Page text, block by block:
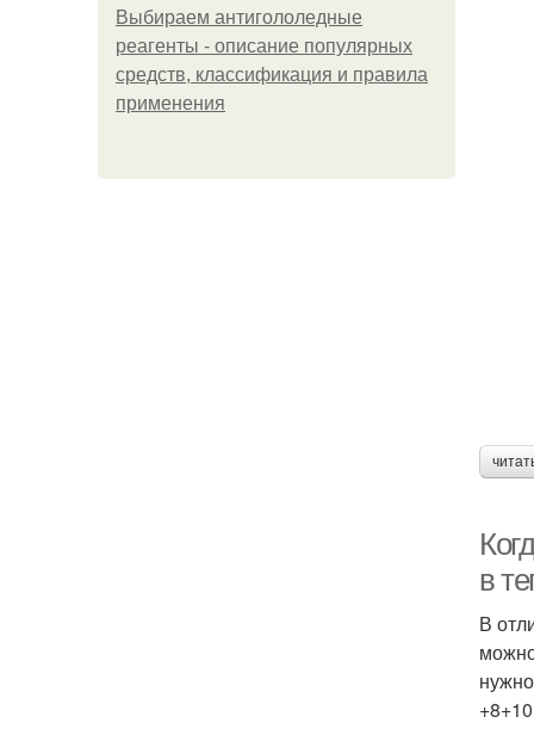
Выбираем антигололедные
реагенты - описание популярных
средств, классификация и правила
применения
в
В